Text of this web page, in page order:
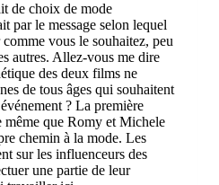
de choix de mode
par le message selon lequel
vous le souhaitez, peu
autres. Allez-vous me dire
des deux films ne
de tous âges qui souhaitent
? La première
même que Romy et Michele
chemin à la mode. Les
sur les influenceurs des
une partie de leur